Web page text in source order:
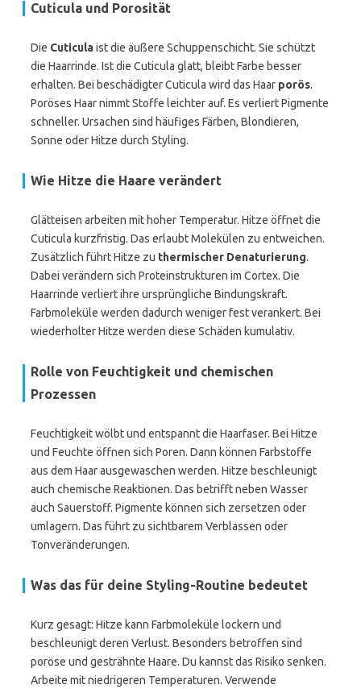
Cuticula und Porosität
Die Cuticulaist die äußere Schuppenschicht. Sie schützt
die Haarrinde. Ist die Cuticula glatt, bleibt Farbe besser
erhalten. Bei beschädigter Cuticula wird das Haar porös.
Poröses Haar nimmt Stoffe leichter auf. Es verliert Pigmente
schneller. Ursachen sind häufiges Färben, Blondieren,
Sonne oder Hitze durch Styling.
Wie Hitze die Haare verändert
Glätteisen arbeiten mit hoher Temperatur. Hitze öffnet die
Cuticula kurzfristig. Das erlaubt Molekülen zu entweichen.
Zusätzlich führt Hitze zu thermischer Denaturierung.
Dabei verändern sich Proteinstrukturen im Cortex. Die
Haarrinde verliert ihre ursprüngliche Bindungskraft.
Farbmoleküle werden dadurch weniger fest verankert. Bei
wiederholter Hitze werden diese Schäden kumulativ.
Rolle von Feuchtigkeit und chemischen
Prozessen
Feuchtigkeit wölbt und entspannt die Haarfaser. Bei Hitze
und Feuchte öffnen sich Poren. Dann können Farbstoffe
aus dem Haar ausgewaschen werden. Hitze beschleunigt
auch chemische Reaktionen. Das betrifft neben Wasser
auch Sauerstoff. Pigmente können sich zersetzen oder
umlagern. Das führt zu sichtbarem Verblassen oder
Tonveränderungen.
Was das für deine Styling-Routine bedeutet
Kurz gesagt: Hitze kann Farbmoleküle lockern und
beschleunigt deren Verlust. Besonders betroffen sind
poröse und gesträhnte Haare. Du kannst das Risiko senken.
Arbeite mit niedrigeren Temperaturen. Verwende